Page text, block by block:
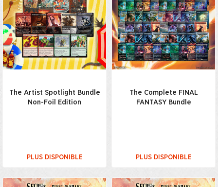
The Artist Spotlight Bundle
Non-Foil Edition
PLUS DISPONIBLE
The Complete FINAL
FANTASY Bundle
PLUS DISPONIBLE